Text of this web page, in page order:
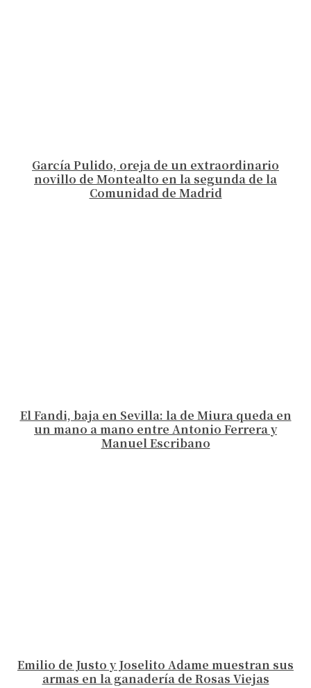
García Pulido, oreja de un extraordinario
novillo de Montealto en la segunda de la
Comunidad de Madrid
El Fandi, baja en Sevilla: la de Miura queda en
un mano a mano entre Antonio Ferrera y
Manuel Escribano
Emilio de Justo y Joselito Adame muestran sus
armas en la ganadería de Rosas Viejas